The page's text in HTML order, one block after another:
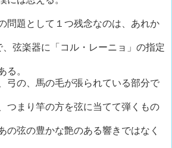
問題として１つ残念なのは、あれか
弦楽器に「コル・レーニョ」の指定
る。
弓の、馬の毛が張られている部分で
つまり竿の方を弦に当てて弾くもの
の弦の豊かな艶のある響きではなく